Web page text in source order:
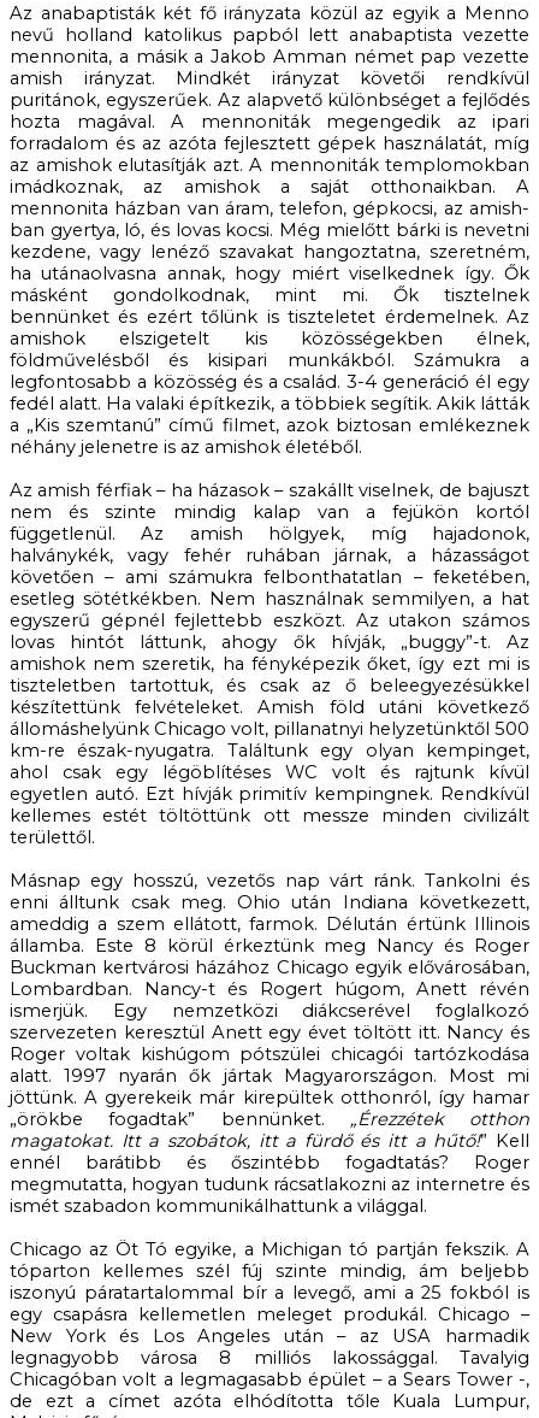
Az anabaptisták két fő irányzata közül az egyik a Menno
nevű holland katolikus papból lett anabaptista vezette
mennonita, a másik a Jakob Amman német pap vezette
amish irányzat. Mindkét irányzat követői rendkívül
puritánok, egyszerűek. Az alapvető különbséget a fejlődés
hozta magával. A mennoniták megengedik az ipari
forradalom és az azóta fejlesztett gépek használatát, míg
az amishok elutasítják azt. A mennoniták templomokban
imádkoznak, az amishok a saját otthonaikban. A
mennonita házban van áram, telefon, gépkocsi, az amish-
ban gyertya, ló, és lovas kocsi. Még mielőtt bárki is nevetni
kezdene, vagy lenéző szavakat hangoztatna, szeretném,
ha utánaolvasna annak, hogy miért viselkednek így. Ők
másként gondolkodnak, mint mi. Ők tisztelnek
bennünket és ezért tőlünk is tiszteletet érdemelnek. Az
amishok elszigetelt kis közösségekben élnek,
földművelésből és kisipari munkákból. Számukra a
legfontosabb a közösség és a család. 3-4 generáció él egy
fedél alatt. Ha valaki építkezik, a többiek segítik. Akik látták
a „Kis szemtanú” című filmet, azok biztosan emlékeznek
néhány jelenetre is az amishok életéből.
Az amish férfiak – ha házasok – szakállt viselnek, de bajuszt
nem és szinte mindig kalap van a fejükön kortól
függetlenül. Az amish hölgyek, míg hajadonok,
halványkék, vagy fehér ruhában járnak, a házasságot
követően – ami számukra felbonthatatlan – feketében,
esetleg sötétkékben. Nem használnak semmilyen, a hat
egyszerű gépnél fejlettebb eszközt. Az utakon számos
lovas hintót láttunk, ahogy ők hívják, „buggy”-t. Az
amishok nem szeretik, ha fényképezik őket, így ezt mi is
tiszteletben tartottuk, és csak az ő beleegyezésükkel
készítettünk felvételeket. Amish föld utáni következő
állomáshelyünk Chicago volt, pillanatnyi helyzetünktől 500
km-re észak-nyugatra. Találtunk egy olyan kempinget,
ahol csak egy légöblítéses WC volt és rajtunk kívül
egyetlen autó. Ezt hívják primitív kempingnek. Rendkívül
kellemes estét töltöttünk ott messze minden civilizált
területtől.
Másnap egy hosszú, vezetős nap várt ránk. Tankolni és
enni álltunk csak meg. Ohio után Indiana következett,
ameddig a szem ellátott, farmok. Délután értünk Illinois
államba. Este 8 körül érkeztünk meg Nancy és Roger
Buckman kertvárosi házához Chicago egyik elővárosában,
Lombardban. Nancy-t és Rogert húgom, Anett révén
ismerjük. Egy nemzetközi diákcserével foglalkozó
szervezeten keresztül Anett egy évet töltött itt. Nancy és
Roger voltak kishúgom pótszülei chicagói tartózkodása
alatt. 1997 nyarán ők jártak Magyarországon. Most mi
jöttünk. A gyerekeik már kirepültek otthonról, így hamar
„örökbe fogadtak” bennünket. „Érezzétek otthon
magatokat. Itt a szobátok, itt a fürdő és itt a hűtő!” Kell
ennél barátibb és őszintébb fogadtatás? Roger
megmutatta, hogyan tudunk rácsatlakozni az internetre és
ismét szabadon kommunikálhattunk a világgal.
Chicago az Öt Tó egyike, a Michigan tó partján fekszik. A
tóparton kellemes szél fúj szinte mindig, ám beljebb
iszonyú páratartalommal bír a levegő, ami a 25 fokból is
egy csapásra kellemetlen meleget produkál. Chicago –
New York és Los Angeles után – az USA harmadik
legnagyobb városa 8 milliós lakossággal. Tavalyig
Chicagóban volt a legmagasabb épület – a Sears Tower -,
de ezt a címet azóta elhódította tőle Kuala Lumpur,